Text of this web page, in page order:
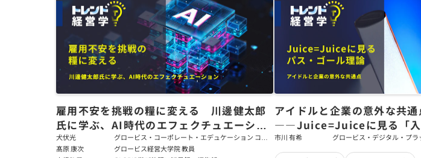
雇用不安を挑戦の糧に変える 川邊健太郎
氏に学ぶ、AI時代のエフェクチュエーショ
ン
犬伏光
グロービス・コーポレート・エデュケーション コー
ポレート・ソリューション・チーム コンサルタント
髙原 康次
グロービス経営大学院 教員
アイドルと企業の意外な共通
――Juice=Juiceに見る「入
強いチーム」をつくるパス
市川 有希
グロービス・デジタル・プ